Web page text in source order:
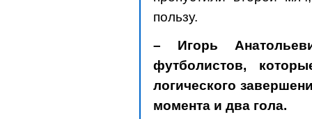
пользу.
– Игорь
футболистов,
логического
момента и два гола.